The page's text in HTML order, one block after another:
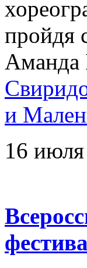
пройдя
Аманда
и
16